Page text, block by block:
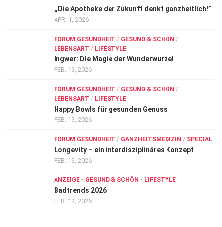
,,Die Apotheke der Zukunft denkt ganzheitlich!”
APR. 1, 2026
FORUM GESUNDHEIT / GESUND & SCHÖN /
LEBENSART / LIFESTYLE
Ingwer: Die Magie der Wunderwurzel
FEB. 13, 2026
FORUM GESUNDHEIT / GESUND & SCHÖN /
LEBENSART / LIFESTYLE
Happy Bowls für gesunden Genuss
FEB. 13, 2026
FORUM GESUNDHEIT / GANZHEITSMEDIZIN / SPECIAL
Longevity – ein interdisziplinäres Konzept
FEB. 13, 2026
ANZEIGE / GESUND & SCHÖN / LIFESTYLE
Badtrends 2026
FEB. 13, 2026